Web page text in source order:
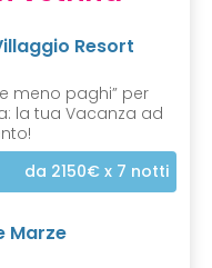
Resort
meno paghi” per
la tua Vacanza ad
da 2150€ x 7 notti
Marze